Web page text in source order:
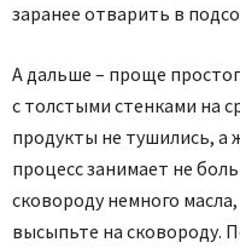
заранее отварить в
А дальше – проще
с толстыми стенками на
продукты не тушились, а
процесс занимает не
сковороду немного
высыпьте на сковороду.